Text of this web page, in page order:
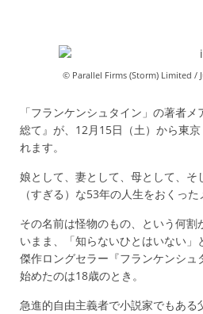
© Parallel Firms (Storm) Limited /
「フランケンシュタイン」の著者
総て』が、12月15日（土）から東
れます。
娘として、妻として、母として、
（すぎる）な53年の人生をおくった
その名前は怪物のもの、という何割
いまま、「知らないひとはいない」
傑作ロングセラー『フランケンシュ
始めたのは18歳のとき。
急進的自由主義者で小説家でもあ